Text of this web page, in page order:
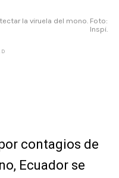
la viruela del mono. Foto:
Inspi.
contagios de
Ecuador se